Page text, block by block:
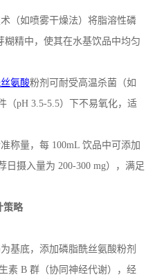
（如喷雾干燥法）将脂溶性磷
糊精中，使其在水基饮品中均匀
氨酸粉剂可耐受高温杀菌（如
（pH 3.5-5.5）下不易氧化，适
称量，每 100mL 饮品中可添加
日摄入量为 200-300 mg），满足
策略
基底，添加磷脂酰丝氨酸粉剂
素 B 群（协同神经代谢），经